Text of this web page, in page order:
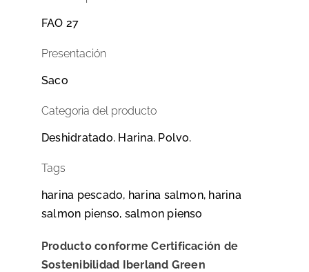
FAO 27
Presentación
Saco
Categoria del producto
Deshidratado. Harina. Polvo.
Tags
harina pescado, harina salmon, harina
salmon pienso, salmon pienso
Producto conforme Certificación de
Sostenibilidad Iberland Green